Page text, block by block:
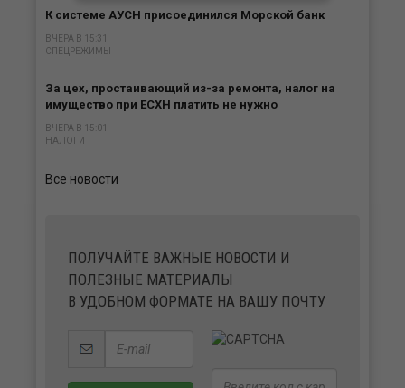
К системе АУСН присоединился Морской банк
ВЧЕРА В 15:31
СПЕЦРЕЖИМЫ
За цех, простаивающий из-за ремонта, налог на
имущество при ЕСХН платить не нужно
ВЧЕРА В 15:01
НАЛОГИ
Все новости
ПОЛУЧАЙТЕ ВАЖНЫЕ НОВОСТИ И
ПОЛЕЗНЫЕ МАТЕРИАЛЫ
В УДОБНОМ ФОРМАТЕ НА ВАШУ ПОЧТУ